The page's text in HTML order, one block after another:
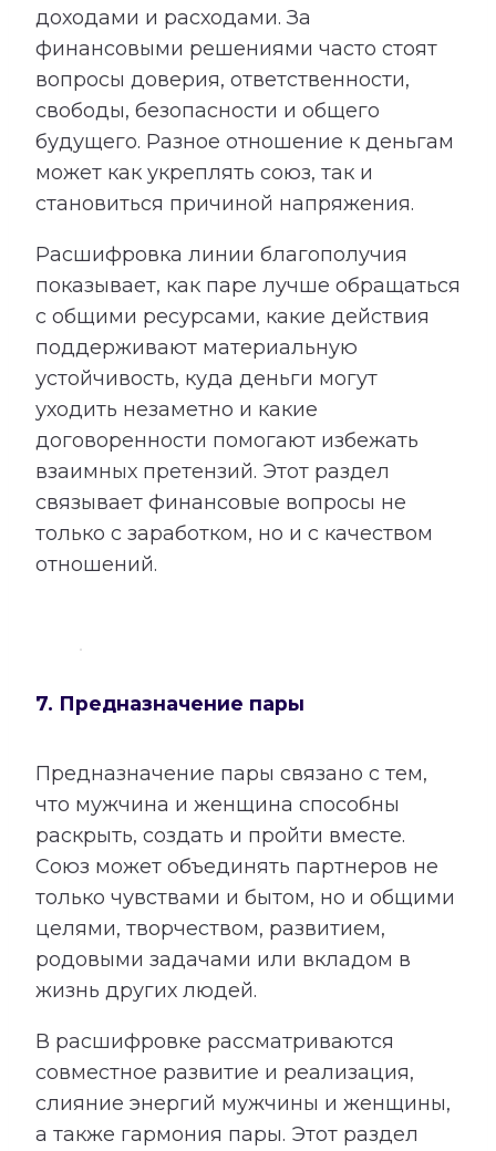
доходами и расходами. За
финансовыми решениями часто стоят
вопросы доверия, ответственности,
свободы, безопасности и общего
будущего. Разное отношение к деньгам
может как укреплять союз, так и
становиться причиной напряжения.
Расшифровка линии благополучия
показывает, как паре лучше обращаться
с общими ресурсами, какие действия
поддерживают материальную
устойчивость, куда деньги могут
уходить незаметно и какие
договоренности помогают избежать
взаимных претензий. Этот раздел
связывает финансовые вопросы не
только с заработком, но и с качеством
отношений.
7. Предназначение пары
Предназначение пары связано с тем,
что мужчина и женщина способны
раскрыть, создать и пройти вместе.
Союз может объединять партнеров не
только чувствами и бытом, но и общими
целями, творчеством, развитием,
родовыми задачами или вкладом в
жизнь других людей.
В расшифровке рассматриваются
совместное развитие и реализация,
слияние энергий мужчины и женщины,
а также гармония пары. Этот раздел